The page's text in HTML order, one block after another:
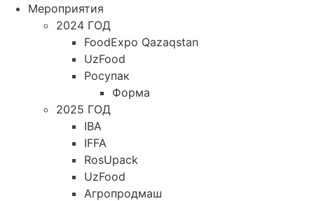
Мероприятия
2024 ГОД
FoodExpo Qazaqstan
UzFood
Росупак
Форма
2025 ГОД
IBA
IFFA
RosUpack
UzFood
Агропродмаш